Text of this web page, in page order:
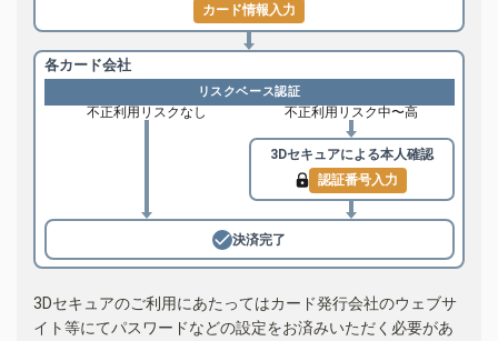
カード情報入力
各カード会社
リスクベース認証
不正利用リスクなし 不正利用リスク中〜高
3Dセキュアによる本人確認
認証番号入力
決済完了
3Dセキュアのご利用にあたってはカード発行会社のウェブサ
イト等にてパスワードなどの設定をお済みいただく必要があ